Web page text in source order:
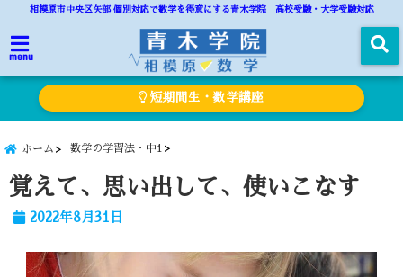
相模原市中央区矢部 個別対応で数学を得意にする青木学院 高校受験・大学受験対応
menu
短期間生・数学講座
ホーム 数学の学習法・中1
覚えて、思い出して、使いこなす
2022年8月31日